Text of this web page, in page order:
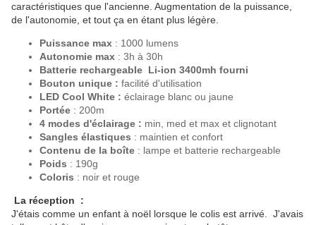
caractéristiques que l'ancienne. Augmentation de la puissance,
de l'autonomie, et tout ça en étant plus légère.
Puissance max : 1000 lumens
Autonomie max : 3h à 30h
Batterie rechargeable Li-ion 3400mh fourni
Bouton unique : facilité d'utilisation
LED Cool White : éclairage blanc ou jaune
Portée : 200m
4 modes d'éclairage : min, med et max et clignotant
Sangles élastiques : maintien et confort
Contenu de la boîte : lampe et batterie rechargeable
Poids : 190g
Coloris : noir et rouge
La réception :
J'étais comme un enfant à noël lorsque le colis est arrivé. J'avais